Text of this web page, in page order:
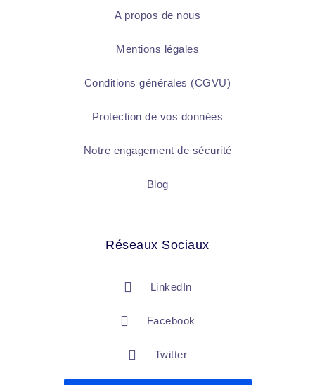
A propos de nous
Mentions légales
Conditions générales (CGVU)
Protection de vos données
Notre engagement de sécurité
Blog
Réseaux Sociaux
LinkedIn
Facebook
Twitter